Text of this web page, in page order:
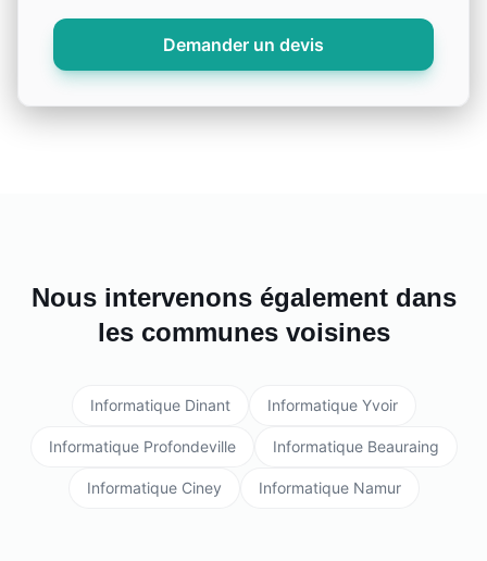
Demander un devis
Nous intervenons également dans
les communes voisines
Informatique Dinant Informatique Yvoir
Informatique Profondeville Informatique Beauraing
Informatique Ciney Informatique Namur